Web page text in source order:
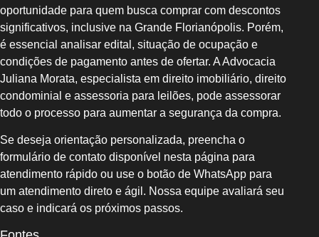
oportunidade para quem busca comprar com descontos
significativos, inclusive na Grande Florianópolis. Porém,
é essencial analisar edital, situação de ocupação e
condições de pagamento antes de ofertar. A Advocacia
Juliana Morata, especialista em direito imobiliário, direito
condominial e assessoria para leilões, pode assessorar
todo o processo para aumentar a segurança da compra.
Se deseja orientação personalizada, preencha o
formulário de contato disponível nesta página para
atendimento rápido ou use o botão de WhatsApp para
um atendimento direto e ágil. Nossa equipe avaliará seu
caso e indicará os próximos passos.